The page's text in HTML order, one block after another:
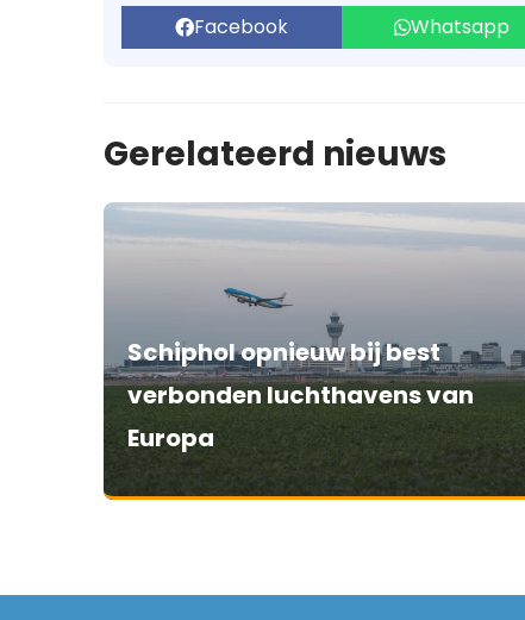
Facebook Whatsapp
Gerelateerd nieuws
Schiphol opnieuw bij best
verbonden luchthavens van
Europa